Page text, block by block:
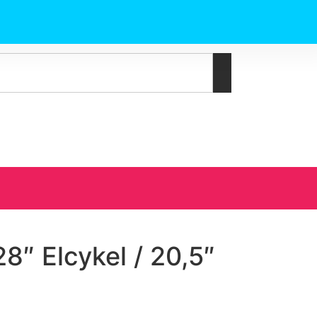
Elcykel / 20,5″